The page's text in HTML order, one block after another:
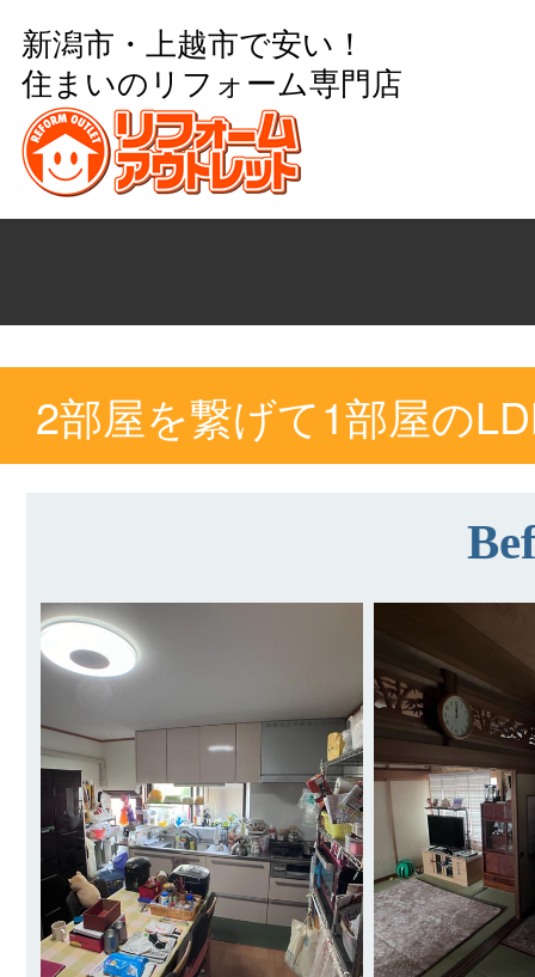
新潟市・上越市で安い！
住まいのリフォーム専門店
2部屋を繋げて1部屋の